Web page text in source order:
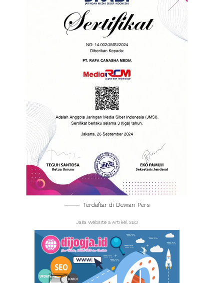
Terdaftar di Dewan Pers
Jasa Website & Artikel SEO